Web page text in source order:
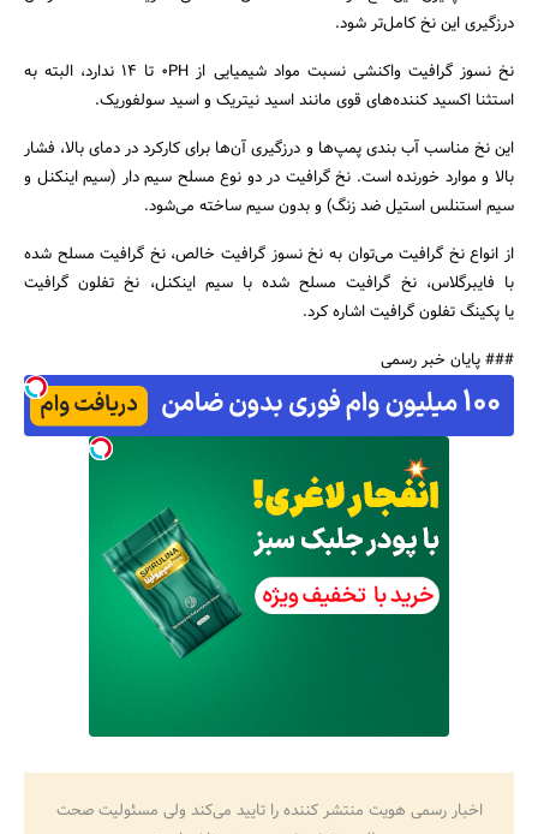
درزگیری این نخ کامل‌تر شود.
نخ نسوز گرافیت واکنشی نسبت مواد شیمیایی از ۰PH تا ۱۴ ندارد، البته به
استثنا اکسید کننده‌های قوی مانند اسید نیتریک و اسید سولفوریک.
این نخ مناسب آب بندی پمپ‌ها و درزگیری آن‌ها برای کارکرد در دمای بالا، فشار
بالا و موارد خورنده است. نخ گرافیت در دو نوع مسلح سیم دار (سیم اینکنل و
سیم استنلس استیل ضد زنگ) و بدون سیم ساخته می‌شود.
از انواع نخ گرافیت می‌توان به نخ نسوز گرافیت خالص، نخ گرافیت مسلح شده
با فایبرگلاس، نخ گرافیت مسلح شده با سیم اینکنل، نخ تفلون گرافیت
یا پکینگ تفلون گرافیت اشاره کرد.
### پایان خبر رسمی
اخبار رسمی هویت منتشر کننده را تایید می‌کند ولی مسئولیت صحت